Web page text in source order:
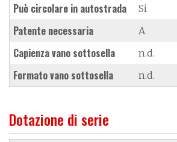
Può circolare in autostrada Si
Patente necessaria A
Capienza vano sottosella n.d.
Formato vano sottosella n.d.
Dotazione di serie